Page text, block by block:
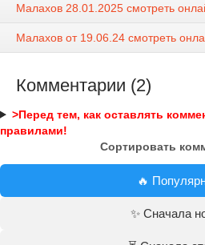
Малахов 28.01.2025 смотреть
Малахов от 19.06.24 смотреть
Комментарии (2)
>Перед тем, как оставлять
правилами!
Сортировать
🔥
✨ Сначала